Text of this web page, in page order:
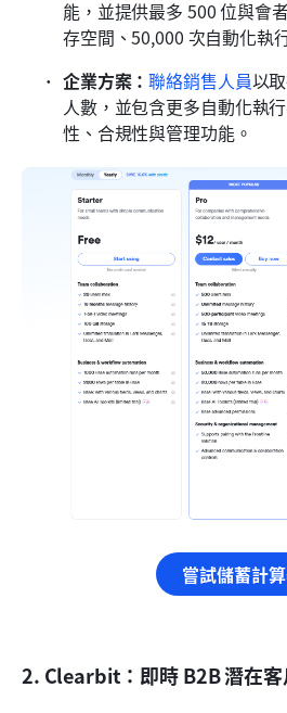
能，並提供最多 500 位與會
存空間、50,000 次自動化執
企業方案：聯絡銷售人員以
人數，並包含更多自動化執
性、合規性與管理功能。
嘗試儲蓄計
2. Clearbit：即時 B2B 潛在客